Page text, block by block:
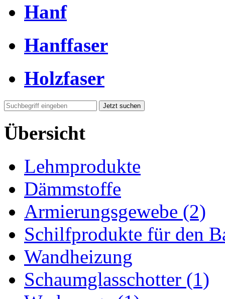
Hanf
Hanffaser
Holzfaser
Jetzt suchen
Übersicht
Lehmprodukte
Dämmstoffe
Armierungsgewebe (2)
Schilfprodukte für den
Wandheizung
Schaumglasschotter (1)